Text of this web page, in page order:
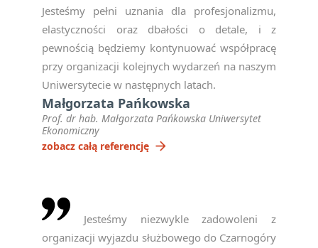
Jesteśmy pełni uznania dla profesjonalizmu,
elastyczności oraz dbałości o detale, i z
pewnością będziemy kontynuować współpracę
przy organizacji kolejnych wydarzeń na naszym
Uniwersytecie w następnych latach.
Małgorzata Pańkowska
Prof. dr hab. Małgorzata Pańkowska Uniwersytet
Ekonomiczny
zobacz całą referencję arrow_forward
Jesteśmy niezwykle zadowoleni z
organizacji wyjazdu służbowego do Czarnogóry